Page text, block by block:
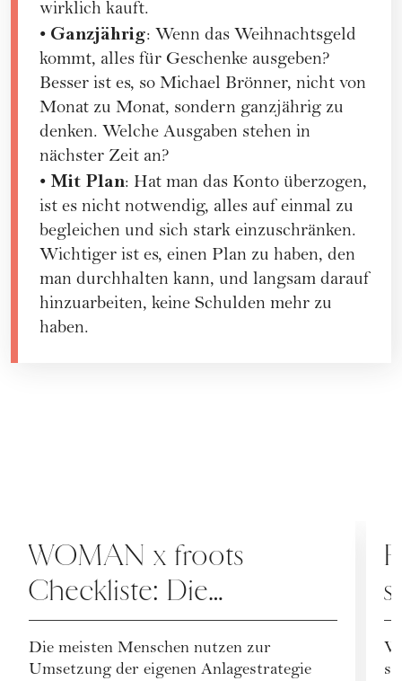
wirklich kauft.
• Ganzjährig: Wenn das Weihnachtsgeld
kommt, alles für Geschenke ausgeben?
Besser ist es, so Michael Brönner, nicht von
Monat zu Monat, sondern ganzjährig zu
denken. Welche Ausgaben stehen in
nächster Zeit an?
• Mit Plan: Hat man das Konto überzogen,
ist es nicht notwendig, alles auf einmal zu
begleichen und sich stark einzuschränken.
Wichtiger ist es, einen Plan zu haben, den
man durchhalten kann, und langsam darauf
hinzuarbeiten, keine Schulden mehr zu
haben.
WOMAN x froots
Checkliste: Die
wichtigsten Fragen an
Ihren Finanzpartner
Die meisten Menschen nutzen zur
Umsetzung der eigenen Anlagestrategie